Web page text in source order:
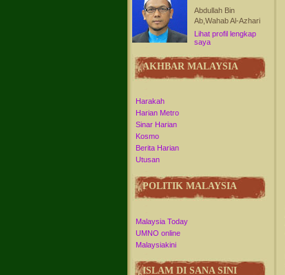
Abdullah Bin
Ab,Wahab Al-Azhari
Lihat profil lengkap
saya
AKHBAR MALAYSIA
Harakah
Harian Metro
Sinar Harian
Kosmo
Berita Harian
Utusan
POLITIK MALAYSIA
Malaysia Today
UMNO online
Malaysiakini
ISLAM DI SANA SINI